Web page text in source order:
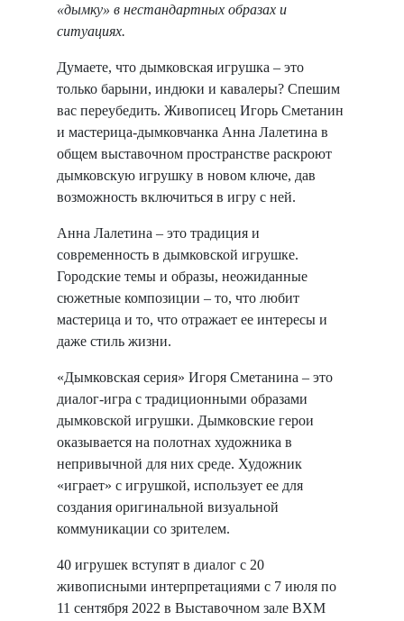
«дымку» в нестандартных образах и
ситуациях.
Думаете, что дымковская игрушка – это
только барыни, индюки и кавалеры? Спешим
вас переубедить. Живописец Игорь Сметанин
и мастерица-дымковчанка Анна Лалетина в
общем выставочном пространстве раскроют
дымковскую игрушку в новом ключе, дав
возможность включиться в игру с ней.
Анна Лалетина – это традиция и
современность в дымковской игрушке.
Городские темы и образы, неожиданные
сюжетные композиции – то, что любит
мастерица и то, что отражает ее интересы и
даже стиль жизни.
«Дымковская серия» Игоря Сметанина – это
диалог-игра с традиционными образами
дымковской игрушки. Дымковские герои
оказывается на полотнах художника в
непривычной для них среде. Художник
«играет» с игрушкой, использует ее для
создания оригинальной визуальной
коммуникации со зрителем.
40 игрушек вступят в диалог с 20
живописными интерпретациями с 7 июля по
11 сентября 2022 в Выставочном зале ВХМ